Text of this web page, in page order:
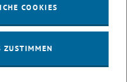
COOKIES
ZUSTIMMEN